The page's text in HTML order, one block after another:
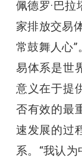
佩德罗·巴
家排放交易
常鼓舞人心
易体系是世
意义在于提
否有效的最
速发展的过
系。“我认